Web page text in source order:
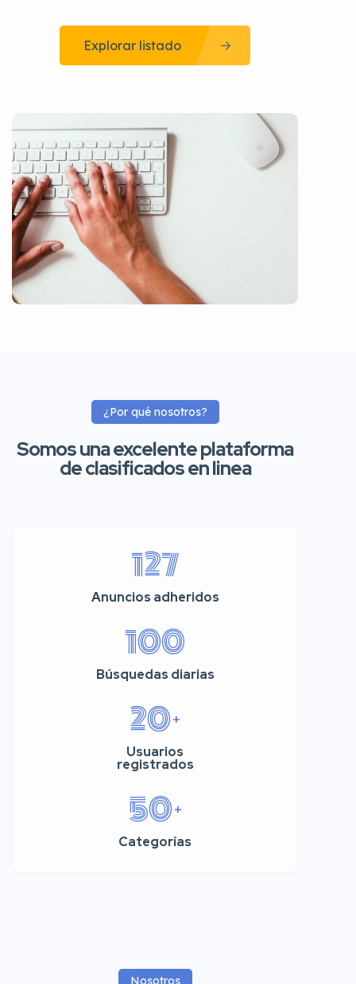
Explorar listado
¿Por qué nosotros?
Somos una excelente plataforma
de clasificados en linea
127
Anuncios adheridos
100
Búsquedas diarias
20 +
Usuarios
registrados
50 +
Categorías
Nosotros